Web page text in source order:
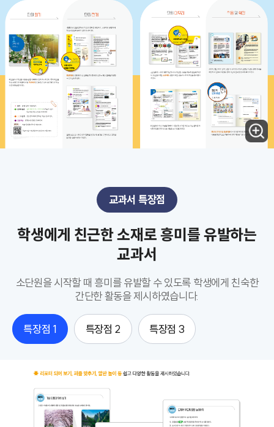
교과서 특장점
학생에게 친근한 소재로 흥미를 유발하는
교과서
소단원을 시작할 때 흥미를 유발할 수 있도록 학생에게 친숙한
간단한 활동을 제시하였습니다.
특장점 1 특장점 2 특장점 3